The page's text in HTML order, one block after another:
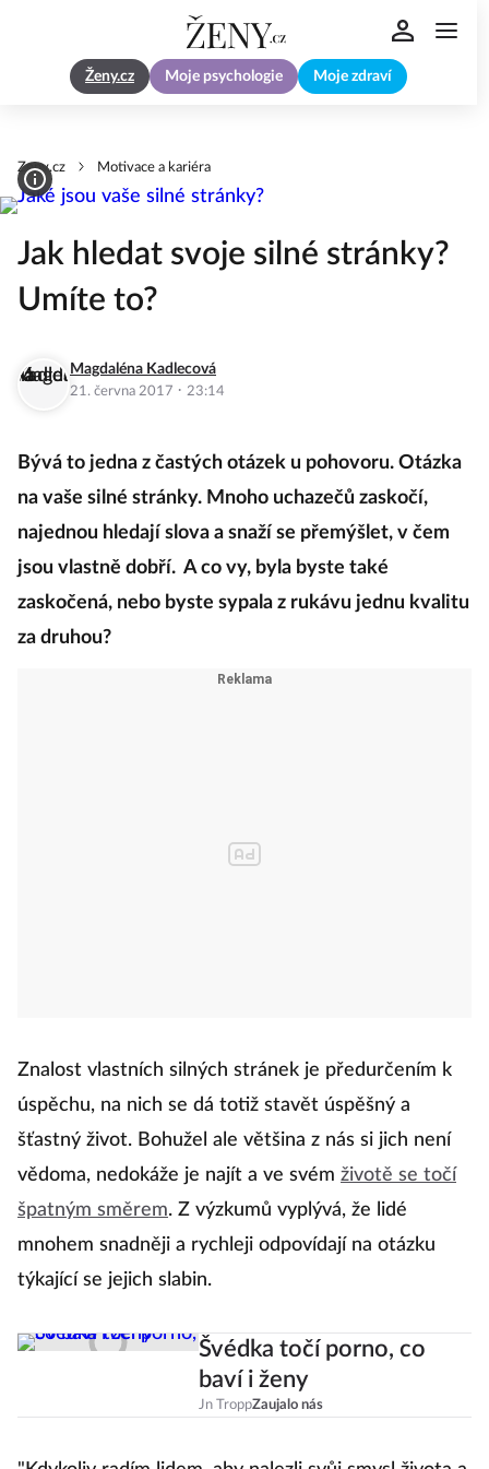
Ženy.cz Moje psychologie Moje zdraví
Zeny.cz Motivace a kariéra
Jak hledat svoje silné stránky?
Umíte to?
Magdaléna Kadlecová
21. června 2017 · 23:14
Bývá to jedna z častých otázek u pohovoru. Otázka
na vaše silné stránky. Mnoho uchazečů zaskočí,
najednou hledají slova a snaží se přemýšlet, v čem
jsou vlastně dobří. A co vy, byla byste také
zaskočená, nebo byste sypala z rukávu jednu kvalitu
za druhou?
Znalost vlastních silných stránek je předurčením k
úspěchu, na nich se dá totiž stavět úspěšný a
šťastný život. Bohužel ale většina z nás si jich není
vědoma, nedokáže je najít a ve svém životě se točí
špatným směrem. Z výzkumů vyplývá, že lidé
mnohem snadněji a rychleji odpovídají na otázku
týkající se jejich slabin.
Švédka točí porno, co
baví i ženy
Jn TroppZaujalo nás